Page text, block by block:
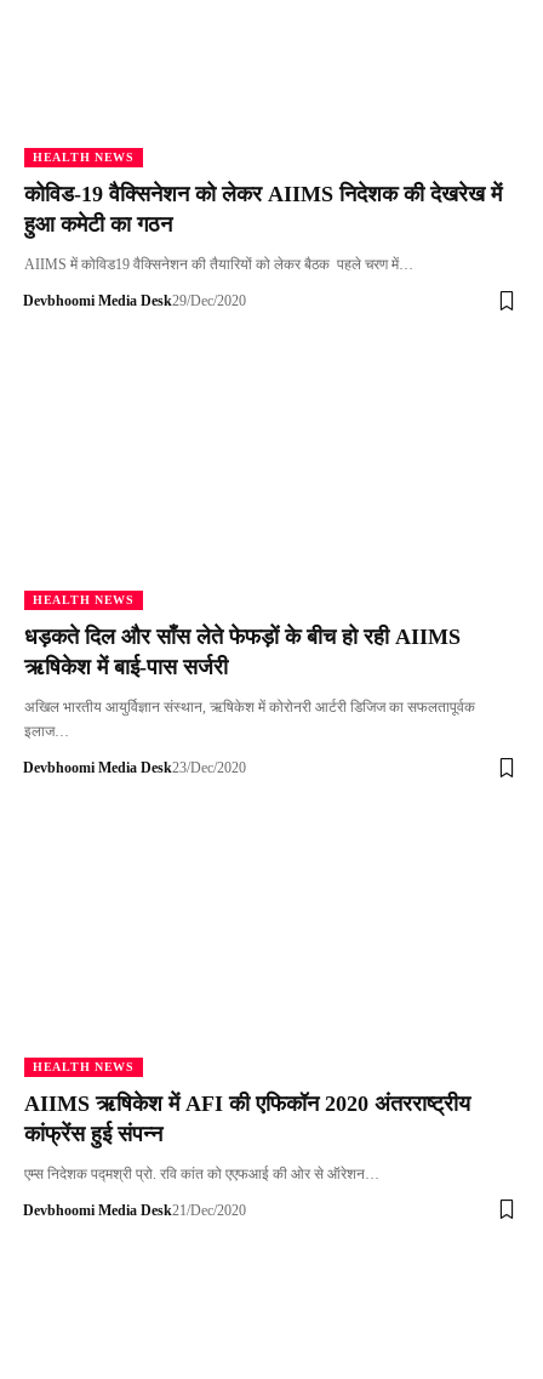
HEALTH NEWS
कोविड-19 वैक्सिनेशन को लेकर AIIMS निदेशक की देखरेख में
हुआ कमेटी का गठन
AIIMS में कोविड19 वैक्सिनेशन की तैयारियों को लेकर बैठक पहले चरण में…
Devbhoomi Media Desk29/Dec/2020
HEALTH NEWS
धड़कते दिल और साँस लेते फेफड़ों के बीच हो रही AIIMS
ऋषिकेश में बाई-पास सर्जरी
अखिल भारतीय आयुर्विज्ञान संस्थान, ऋषिकेश में कोरोनरी आर्टरी डिजिज का सफलतापूर्वक
इलाज…
Devbhoomi Media Desk23/Dec/2020
HEALTH NEWS
AIIMS ऋषिकेश में AFI की एफिकॉन 2020 अंतरराष्ट्रीय
कांफ्रेंस हुई संपन्न
एम्स निदेशक पद्मश्री प्रो. रवि कांत को एएफआई की ओर से ऑरेशन…
Devbhoomi Media Desk21/Dec/2020